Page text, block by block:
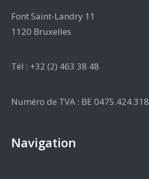
Font Saint-Landry 11
1120 Bruxelles
Tél : +32 (2) 463 38 48
Numéro de TVA : BE 0475.424.318
Navigation